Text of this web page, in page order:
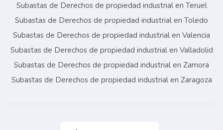
Subastas de Derechos de propiedad industrial en Teruel
Subastas de Derechos de propiedad industrial en Toledo
Subastas de Derechos de propiedad industrial en Valencia
Subastas de Derechos de propiedad industrial en Valladolid
Subastas de Derechos de propiedad industrial en Zamora
Subastas de Derechos de propiedad industrial en Zaragoza